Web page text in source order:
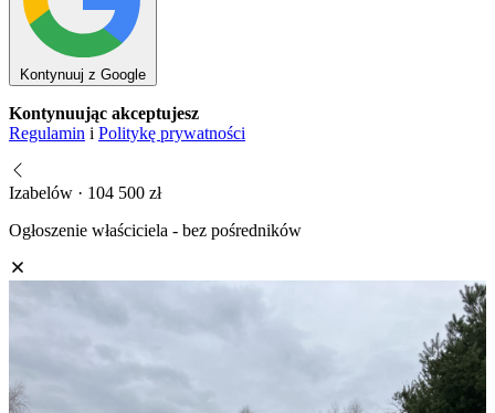
Kontynuuj z Google
Kontynuując akceptujesz
Regulamin i Politykę prywatności
Izabelów · 104 500 zł
Ogłoszenie właściciela - bez pośredników